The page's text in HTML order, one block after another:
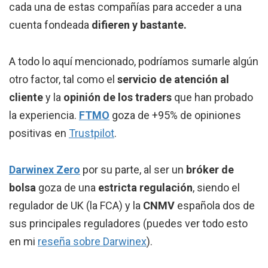
cada una de estas compañías para acceder a una
cuenta fondeada difieren y bastante.
A todo lo aquí mencionado, podríamos sumarle algún
otro factor, tal como el servicio de atención al
clientey la opinión de los traders que han probado
la experiencia. FTMO goza de +95% de opiniones
positivas en Trustpilot.
Darwinex Zero por su parte, al ser un bróker de
bolsa goza de una estricta regulación, siendo el
regulador de UK (la FCA) y la CNMV española dos de
sus principales reguladores (puedes ver todo esto
en mi reseña sobre Darwinex).